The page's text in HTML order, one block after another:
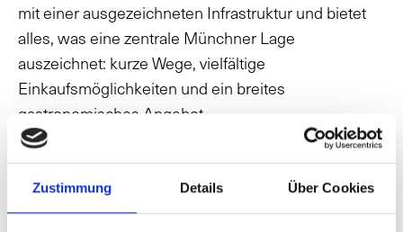
Zustimmung Details Über Cookies
mit einer ausgezeichneten Infrastruktur und bietet
alles, was eine zentrale Münchner Lage
auszeichnet: kurze Wege, vielfältige
Einkaufsmöglichkeiten und ein breites
gastronomisches Angebot.
In unmittelbarer Nähe befinden sich Supermärkte,
Cafés, Restaurants sowie zahlreiche Einrichtungen
des täglichen Bedarfs – ideal für einen komfortablen